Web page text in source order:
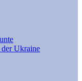
Ukraine